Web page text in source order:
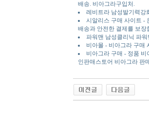
배송. 비아그라구입처.
레비트라 남성발기력강
시알리스 구매 사이트 -
배송과 안전한 결제를 보장
파워맨 남성클리닉 파
비아몰 - 비아그라 구매
비아그라 구매 - 정품
인판매스토어 비아그라 판